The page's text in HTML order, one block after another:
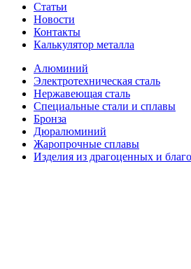
Статьи
Новости
Контакты
Калькулятор металла
Алюминий
Электротехническая сталь
Нержавеющая сталь
Специальные стали и сплавы
Бронза
Дюралюминий
Жаропрочные сплавы
Изделия из драгоценных и